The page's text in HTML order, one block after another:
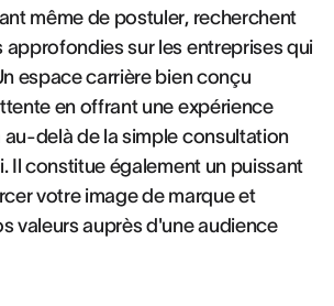
même de postuler, recherchent
sur les entreprises qui
espace carrière bien conçu
en offrant une expérience
au-delà de la simple consultation
Il constitue également un puissant
votre image de marque et
valeurs auprès d'une audience